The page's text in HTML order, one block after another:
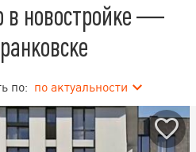
в новостройке —
по: по актуальности